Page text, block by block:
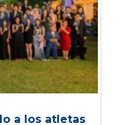
a los atletas